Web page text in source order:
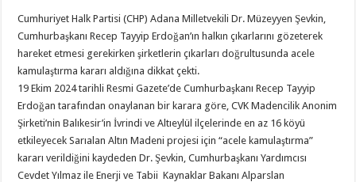
Cumhuriyet Halk Partisi (CHP) Adana Milletvekili Dr. Müzeyyen Şevkin,
Cumhurbaşkanı Recep Tayyip Erdoğan’ın halkın çıkarlarını gözeterek
hareket etmesi gerekirken şirketlerin çıkarları doğrultusunda acele
kamulaştırma kararı aldığına dikkat çekti.
19 Ekim 2024 tarihli Resmi Gazete’de Cumhurbaşkanı Recep Tayyip
Erdoğan tarafından onaylanan bir karara göre, CVK Madencilik Anonim
Şirketi’nin Balıkesir’in İvrindi ve Altıeylül ilçelerinde en az 16 köyü
etkileyecek Sarıalan Altın Madeni projesi için “acele kamulaştırma”
kararı verildiğini kaydeden Dr. Şevkin, Cumhurbaşkanı Yardımcısı
Cevdet Yılmaz ile Enerji ve Tabii Kaynaklar Bakanı Alparslan